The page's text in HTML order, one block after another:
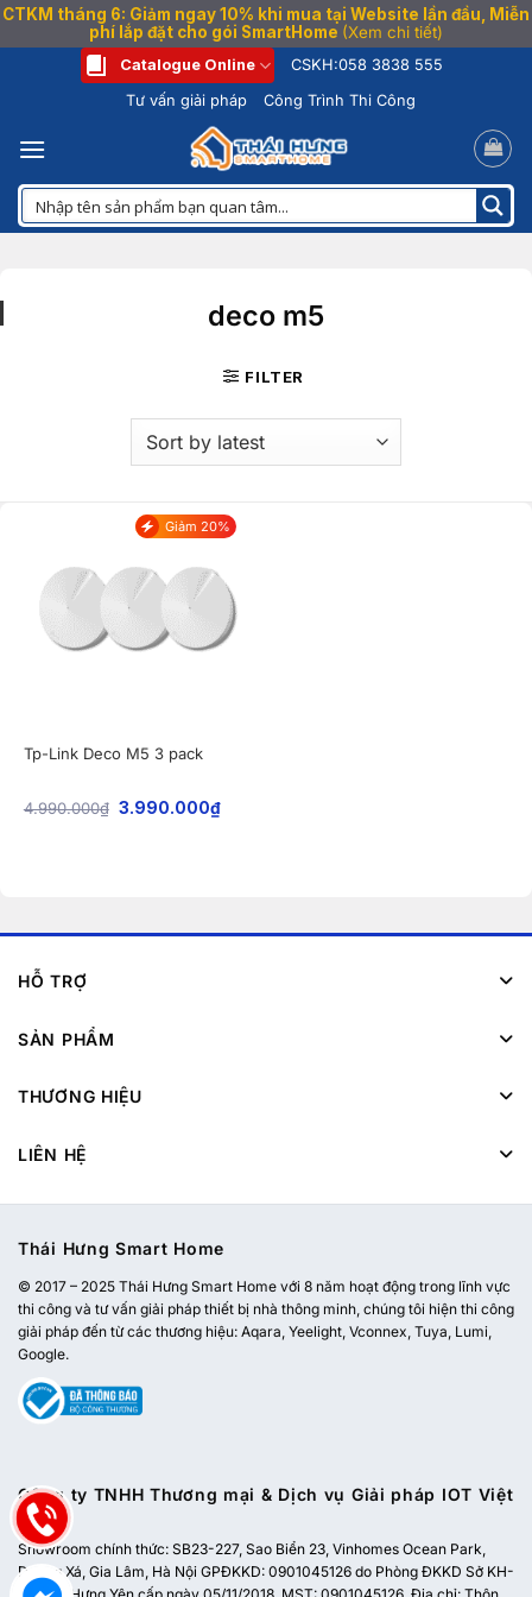
CTKM tháng 6: Giảm ngay 10% khi mua tại Website lần đầu, Miễn
phí lắp đặt cho gói SmartHome (Xem chi tiết)
dung
Catalogue Online CSKH:058 3838 555
Tư vấn giải pháp
Công Trình Thi Công
deco m5
FILTER
Giảm 20%
Tp-Link Deco M5 3 pack
4.990.000₫ 3.990.000₫
HỖ TRỢ
SẢN PHẨM
THƯƠNG HIỆU
LIÊN HỆ
Thái Hưng Smart Home
© 2017 – 2025 Thái Hưng Smart Home với 8 năm hoạt động trong lĩnh vực
thi công và tư vấn giải pháp thiết bị nhà thông minh, chúng tôi hiện thi công
giải pháp đến từ các thương hiệu: Aqara, Yeelight, Vconnex, Tuya, Lumi,
Google.
Công ty TNHH Thương mại & Dịch vụ Giải pháp IOT Việt
Nam
Showroom chính thức: SB23-227, Sao Biển 23, Vinhomes Ocean Park,
Dương Xá, Gia Lâm, Hà Nội GPĐKKD: 0901045126 do Phòng ĐKKD Sở KH-